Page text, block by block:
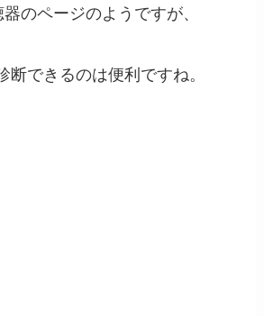
のページのようですが、
断できるのは便利ですね。